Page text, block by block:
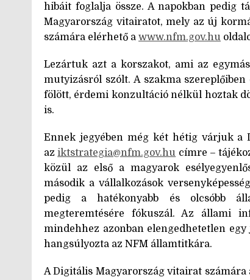
hibáit foglalja össze. A napokban pedig
Magyarország vitairatot, mely az új
számára elérhető a www.nfm.gov.hu
Lezártuk azt a korszakot, ami az
mutyizásról szólt. A szakma
fölött, érdemi konzultáció nélkül hoztak
is.
Ennek jegyében még két hétig várjuk a
aziktstrategia@nfm.gov.hu címre –
közül az első a magyarok
második a vállalkozások
pedig a hatékonyabb és olcsóbb
megteremtésére fókuszál. Az állami
mindehhez azonban elengedhetetlen
hangsúlyozta az NFM államtitkára.
A Digitális Magyarország vitairat